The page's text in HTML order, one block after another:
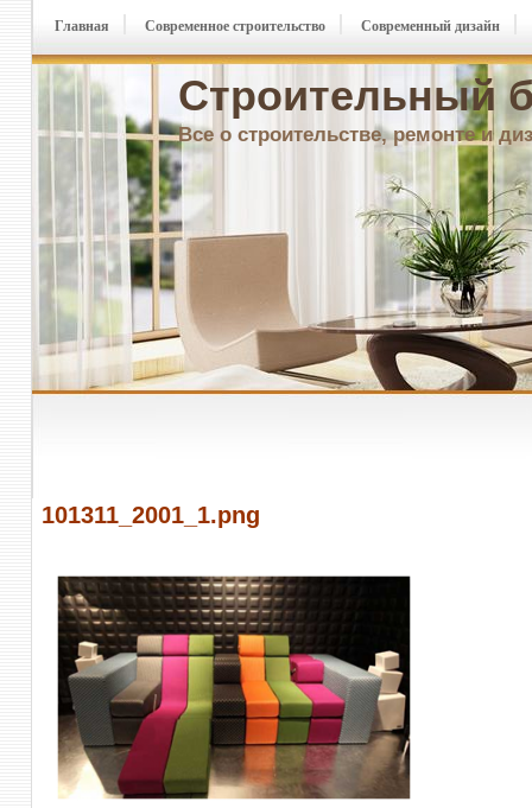
Строительный
Все о строительстве, ремонте и
Главная Современное строительство Современный дизайн
101311_2001_1.png